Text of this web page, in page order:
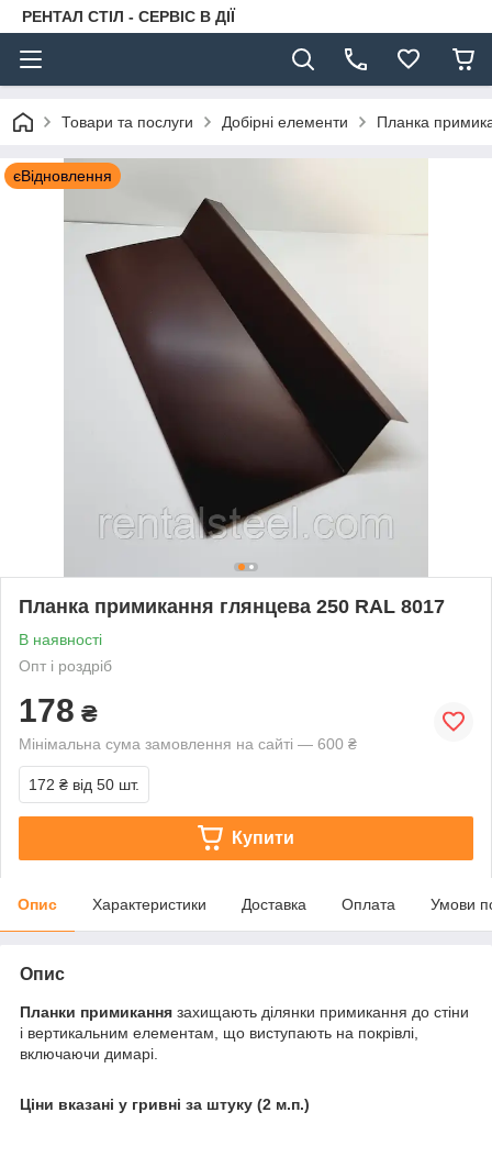
РЕНТАЛ СТІЛ - СЕРВІС В ДІЇ
Товари та послуги Добірні елементи Планка
єВідновлення
Планка примикання глянцева 250 RAL 8017
В наявності
Опт і роздріб
178 ₴
Мінімальна сума замовлення на сайті — 600 ₴
172 ₴ від 50 шт.
Купити
Опис Характеристики Доставка Оплата Умови
Опис
Планки примикання захищають ділянки примикання до стіни
і вертикальним елементам, що виступають на покрівлі,
включаючи димарі.
Ціни вказані у гривні за штуку (2 м.п.)